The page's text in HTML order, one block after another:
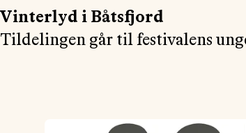
Vinterlyd i Båtsfjord
Tildelingen går til festivalens